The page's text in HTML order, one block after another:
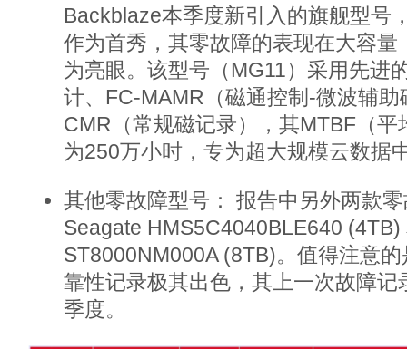
Backblaze本季度新引入的旗舰型号
作为首秀，其零故障的表现在大容量
为亮眼。该型号（MG11）采用先进
计、FC-MAMR（磁通控制-微波辅
CMR（常规磁记录），其MTBF（平
为250万小时，专为超大规模云数据
其他零故障型号： 报告中另外两款
Seagate HMS5C4040BLE640 (4TB)
ST8000NM000A (8TB)。值得注意
靠性记录极其出色，其上一次故障记
季度。